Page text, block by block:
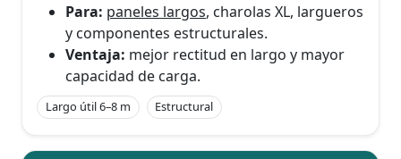
Para: paneles largos, charolas XL, largueros
y componentes estructurales.
Ventaja: mejor rectitud en largo y mayor
capacidad de carga.
Largo útil 6–8 m Estructural